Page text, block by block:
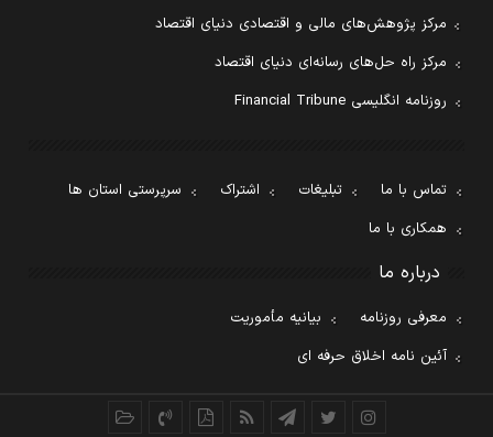
مرکز پژوهش‌های مالی و اقتصادی دنیای اقتصاد
مرکز راه حل‌های رسانه‌ای دنیای اقتصاد
روزنامه انگلیسی Financial Tribune
تماس با ما تبلیغات اشتراک
سرپرستی استان ها
همکاری با ما
درباره ما
معرفی روزنامه
بیانیه مأموریت
آئین نامه اخلاق حرفه ای